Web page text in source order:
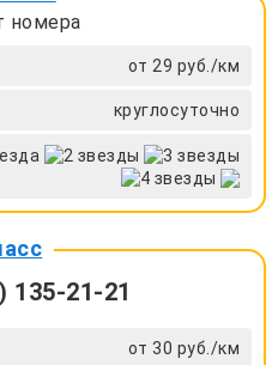
от 29 руб./км
круглосуточно
21-21
от 30 руб./км